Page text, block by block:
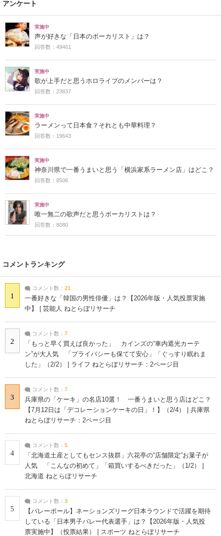
アンケート
実施中
声が好きな「日本のボーカリスト」は？
回答数：49461
実施中
歌が上手だと思うホロライブのメンバーは？
回答数：23837
実施中
ラーメンって日本食？それとも中華料理？
回答数：19643
実施中
神奈川県で一番うまいと思う「横浜家系ラーメン店」はどこ？
回答数：8506
実施中
唯一無二の歌声だと思うボーカリストは？
回答数：8080
コメントランキング
1
コメント数： 21
一番好きな「韓国の男性俳優」は？【2026年版・人気投票実施
中】 | 芸能人 ねとらぼリサーチ
2
コメント数： 7
「もっと早く買えば良かった」 カインズの“車内遮光カーテ
ン”が大人気 「プライバシーも保てて安心」「ぐっすり眠れま
した」（2/2） | ライフ ねとらぼリサーチ：2ページ目
3
コメント数： 7
兵庫県の「ケーキ」の名店10選！ 一番うまいと思う店はどこ？
【7月12日は「デコレーションケーキの日」！】（2/4） | 兵庫県
ねとらぼリサーチ：2ページ目
4
コメント数： 5
「北海道土産としてもセンス抜群」六花亭の“店舗限定”お菓子が
人気 「こんなの初めて」「箱買いするべきだった」（1/2） |
北海道 ねとらぼリサーチ
5
コメント数： 3
【バレーボール】ネーションズリーグ日本ラウンドで活躍を期待
している「日本男子バレー代表選手」は？【2026年版・人気投
票実施中】（投票結果） | スポーツ ねとらぼリサーチ